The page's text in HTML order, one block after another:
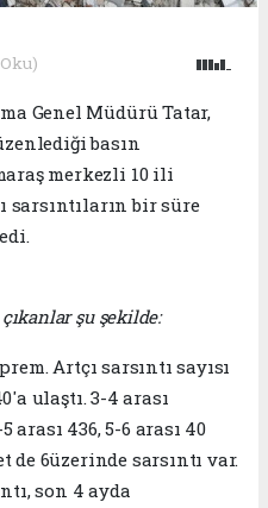
Genel Müdürü Tatar,
basın
merkezli 10 ili
sarsıntıların bir süre
şu şekilde:
Artçı sarsıntı sayısı
ulaştı. 3-4 arası
436, 5-6 arası 40
6üzerinde sarsıntı var.
son 4 ayda